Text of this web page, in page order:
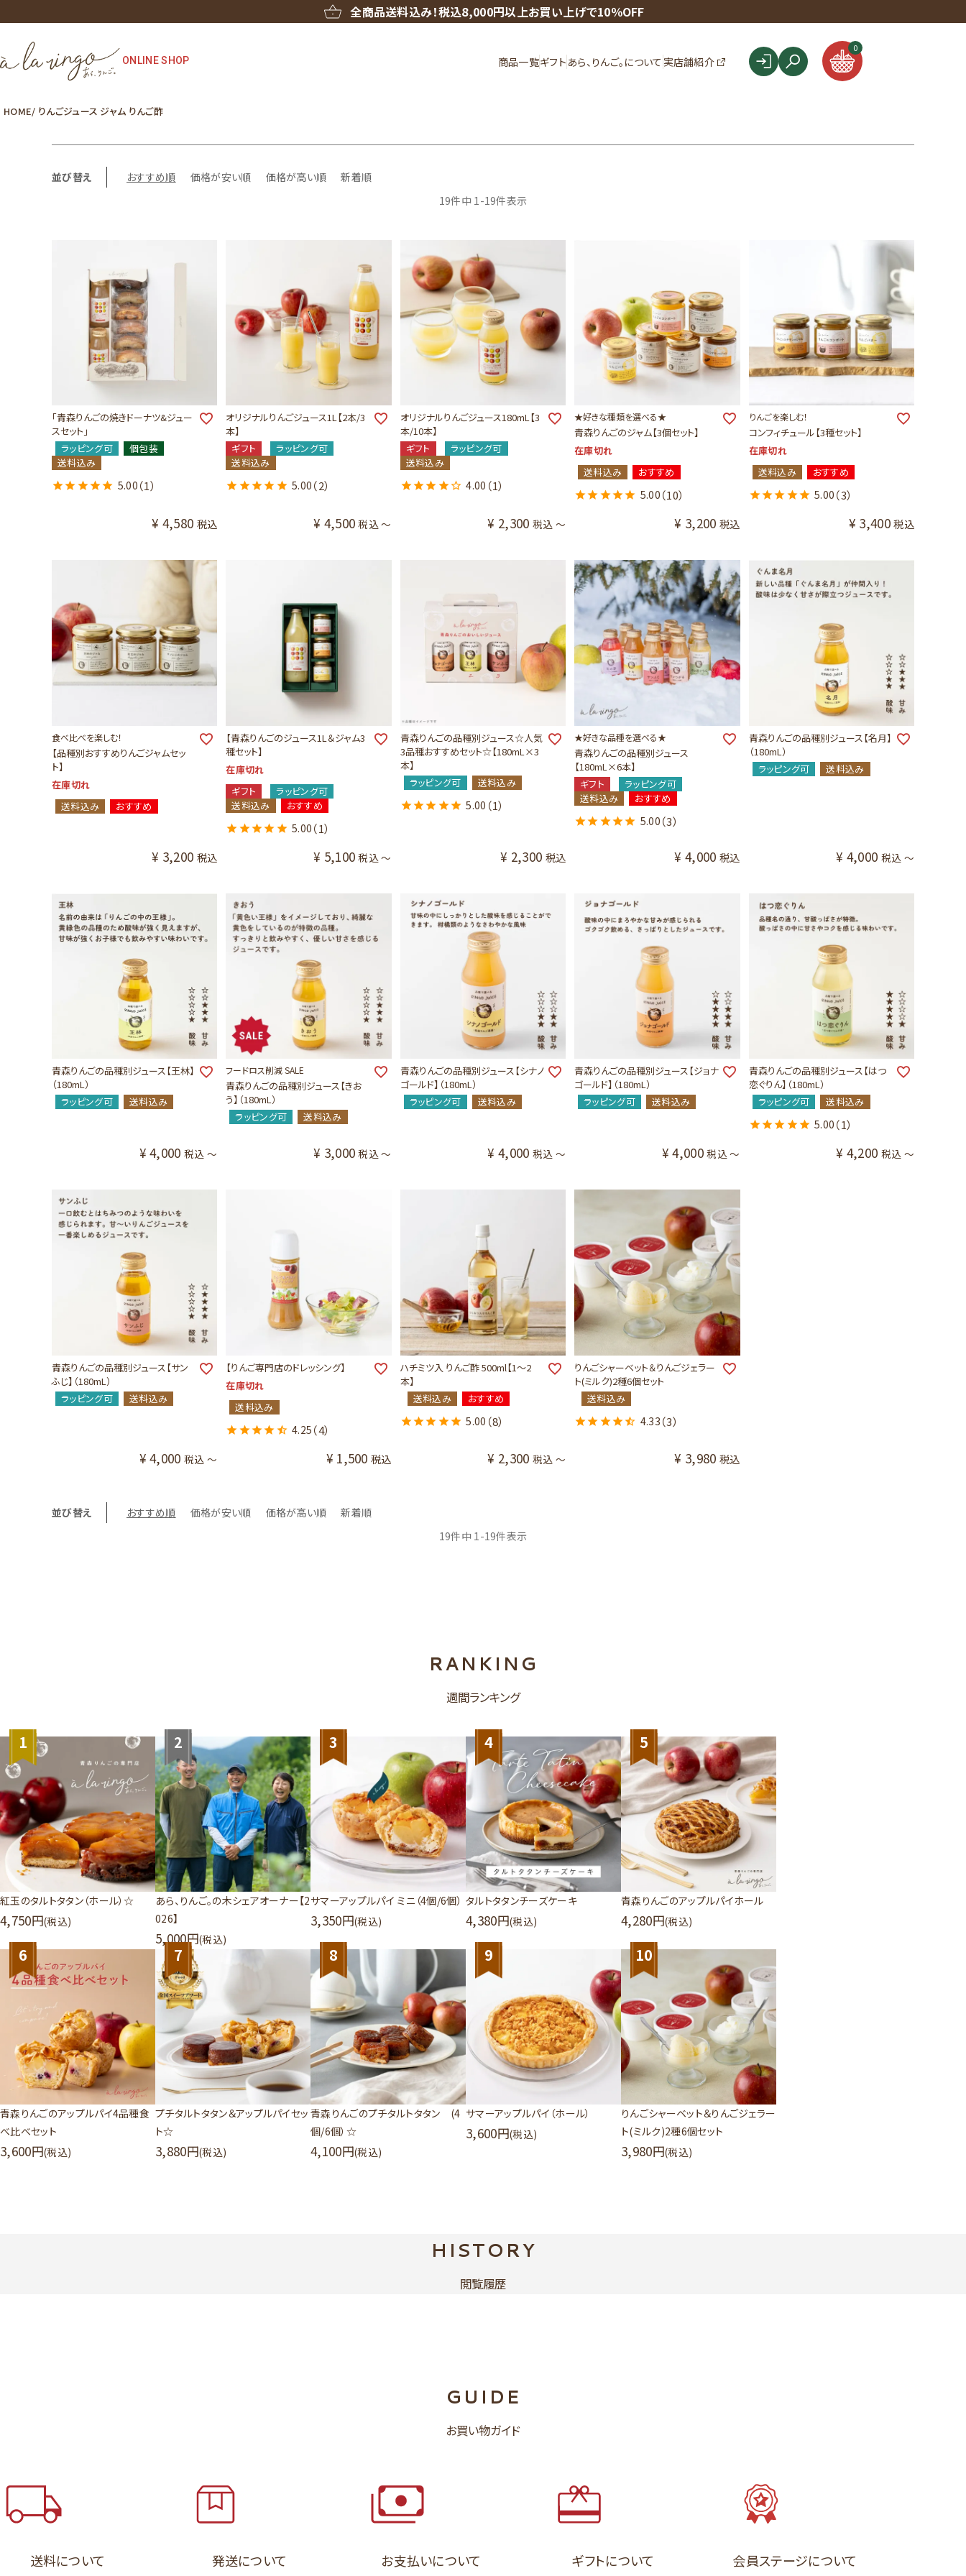
全商品送料込み！税込8,000円以上お買い上げで10％OFF
ONLINE SHOP 商品一覧ギフト あら、りんご。について 実店舗紹介
0
HOME りんごジュース ジャム りんご酢
並び替え おすすめ順 価格が安い順 価格が高い順
新着順
19件中 1-19件表示
「青森りんごの焼きドーナツ&ジュー
スセット」
ラッピング可
個包装
送料込み
¥ 4,580 税込
5.00 （1）
オリジナルりんごジュース1L【2本/3
本】
ギフト
ラッピング可
送料込み
¥ 4,500 税込〜
5.00 （2）
オリジナルりんごジュース180mL【3
本/10本】
ギフト
ラッピング可
送料込み
¥ 2,300 税込 〜
4.00 （1）
★好きな種類を選べる★
青森りんごのジャム【3個セット】
在庫切れ
送料込み
おすすめ
¥ 3,200 税込
5.00 （10）
りんごを楽しむ！
コンフィチュール【3種セット】
在庫切れ
送料込み
おすすめ
¥ 3,400 税込
5.00 （3）
食べ比べを楽しむ！
【品種別おすすめりんごジャムセッ
ト】
在庫切れ
送料込み
おすすめ
¥ 3,200 税込
【青森りんごのジュース1L＆ジャム3
種セット】
在庫切れ
ギフト
ラッピング可
送料込み
おすすめ
¥ 5,100 税込〜
5.00 （1）
青森りんごの品種別ジュース☆人気
3品種おすすめセット☆【180mL×3
本】
ラッピング可
送料込み
¥ 2,300 税込
5.00 （1）
★好きな品種を選べる★
青森りんごの品種別ジュース
【180mL×6本】
ギフト
ラッピング可
送料込み
おすすめ
¥ 4,000 税込
5.00 （3）
青森りんごの品種別ジュース【名月】
（180mL）
ラッピング可
送料込み
¥ 4,000 税込 〜
青森りんごの品種別ジュース【王林】
（180mL）
ラッピング可
送料込み
¥ 4,000 税込 〜
フードロス削減 SALE
青森りんごの品種別ジュース【きお
う】（180mL）
ラッピング可
送料込み
¥ 3,000 税込〜
青森りんごの品種別ジュース【シナノ
ゴールド】（180mL）
ラッピング可
送料込み
¥ 4,000 税込 〜
青森りんごの品種別ジュース【ジョナ
ゴールド】（180mL）
ラッピング可
送料込み
¥ 4,000 税込〜
青森りんごの品種別ジュース【はつ
恋ぐりん】（180mL）
ラッピング可
送料込み
¥ 4,200 税込 〜
5.00 （1）
青森りんごの品種別ジュース【サン
ふじ】（180mL）
ラッピング可
送料込み
¥ 4,000 税込 〜
【りんご専門店のドレッシング】
在庫切れ
送料込み
¥ 1,500 税込
4.25 （4）
ハチミツ入 りんご酢 500ml【1～2
本】
送料込み
おすすめ
¥ 2,300 税込 〜
5.00 （8）
りんごシャーベット＆りんごジェラー
ト(ミルク)2種6個セット
送料込み
¥ 3,980 税込
4.33 （3）
並び替え おすすめ順 価格が安い順 価格が高い順
新着順
19件中 1 -19件表示
RANKING
週間ランキング
1
紅玉のタルトタタン（ホール）☆
4,750 (税込)
2
あら、りんご。の木シェアオーナー【2
026】
5,000 (税込)
3
サマーアップルパイ ミニ（4個/6個）
3,350 (税込)
4
タルトタタンチーズケーキ
4,380 (税込)
5
青森りんごのアップルパイホール
4,280 (税込)
6
青森りんごのアップルパイ4品種食
べ比べセット
3,600 (税込)
7
プチタルトタタン＆アップルパイセッ
ト☆
3,880 (税込)
8
青森りんごのプチタルトタタン (4
個/6個）☆
4,100 (税込)
9
サマーアップルパイ（ホール）
3,600 (税込)
10
りんごシャーベット＆りんごジェラー
ト(ミルク)2種6個セット
3,980 (税込)
HISTORY
閲覧履歴
GUIDE
お買い物ガイド
送料について 発送について お支払いについて ギフトについて 会員ステージについて